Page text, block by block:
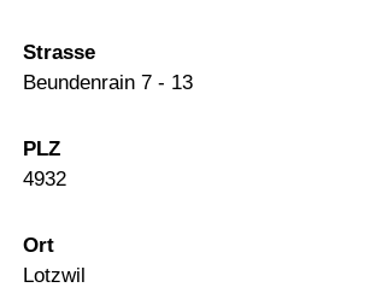
Strasse
Beundenrain 7 - 13
PLZ
4932
Ort
Lotzwil